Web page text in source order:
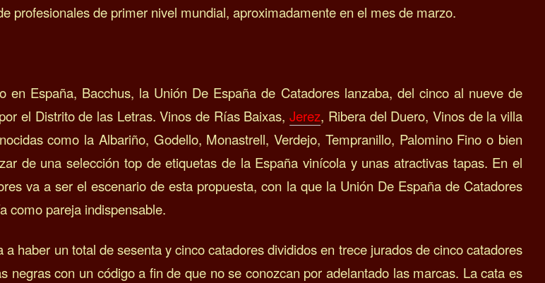
profesionales de primer nivel mundial, aproximadamente en el mes de marzo.
España, Bacchus, la Unión De España de Catadores lanzaba, del cinco al nueve de
el Distrito de las Letras. Vinos de Rías Baixas,Jerez, Ribera del Duero, Vinos de la villa
como la Albariño, Godello, Monastrell, Verdejo, Tempranillo, Palomino Fino o bien
de una selección top de etiquetas de la España vinícola y unas atractivas tapas. En el
va a ser el escenario de esta propuesta, con la que la Unión De España de Catadores
como pareja indispensable.
haber un total de sesenta y cinco catadores divididos en trece jurados de cinco catadores
con un código a fin de que no se conozcan por adelantado las marcas. La cata es